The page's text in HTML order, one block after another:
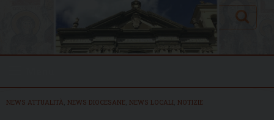
Search
NEWS ATTUALITÀ NEWS DIOCESANE NEWS LOCALI NOTIZIE